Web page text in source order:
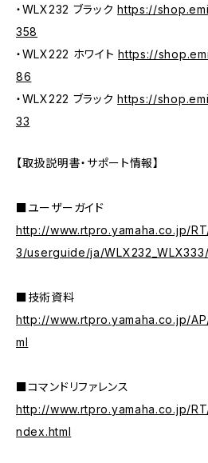
・WLX232 ブラックhttps://
358
・WLX222 ホワイトhttps://
86
・WLX222 ブラックhttps://
33
【取扱説明書・サポート情報】
■ユーザーガイド
http://www.rtpro.yamaha.co.jp/
3/userguide/ja/
■技術資料
http://www.rtpro.yamaha.co.jp/
ml
■コマンドリファレンス
http://www.rtpro.yamaha.co.jp/
ndex.html